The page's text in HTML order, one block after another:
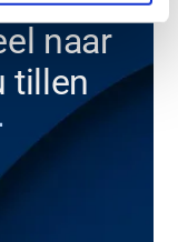
naar
tillen